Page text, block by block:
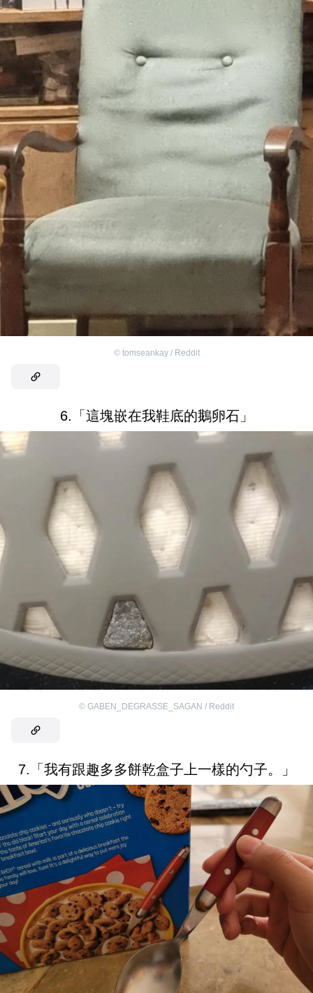
© tomseankay / Reddit
6.「這塊嵌在我鞋底的鵝卵石」
© GABEN_DEGRASSE_SAGAN / Reddit
7.「我有跟趣多多餅乾盒子上一樣的勺子。」